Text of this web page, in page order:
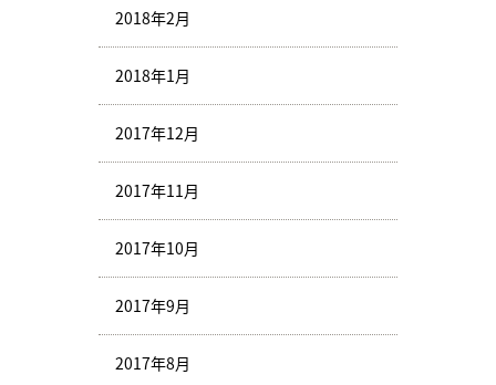
2018年2月
2018年1月
2017年12月
2017年11月
2017年10月
2017年9月
2017年8月